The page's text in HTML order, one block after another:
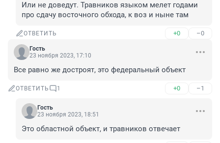
Или не доведут. Травников языком мелет годами
про сдачу восточного обхода, к воз и ныне там
ОТВЕТИТЬ +0 –0
Гость
23 ноября 2023, 17:10
Все равно же достроят, это федеральный объект
ОТВЕТИТЬ 1 +0 –1
Гость
23 ноября 2023, 18:51
Это областной объект, и травников отвечает